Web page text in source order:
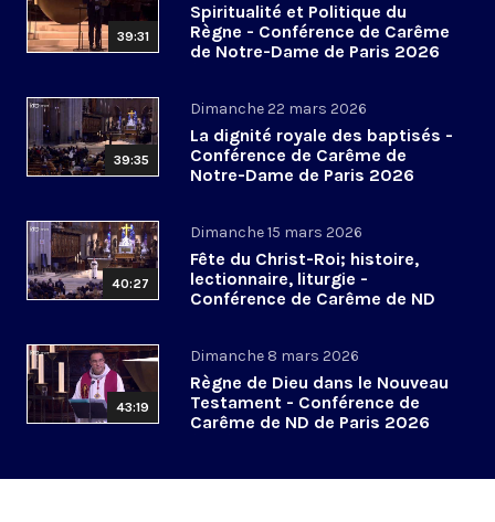
39:31
Spiritualité et Politique du
Règne - Conférence de Carême
de Notre-Dame de Paris 2026
39:35
Dimanche 22 mars 2026
La dignité royale des baptisés -
Conférence de Carême de
Notre-Dame de Paris 2026
40:27
Dimanche 15 mars 2026
Fête du Christ-Roi; histoire,
lectionnaire, liturgie -
Conférence de Carême de ND
43:19
Dimanche 8 mars 2026
Règne de Dieu dans le Nouveau
Testament - Conférence de
Carême de ND de Paris 2026